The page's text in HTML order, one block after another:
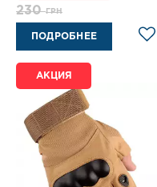
230ГРН
ПОДРОБНЕЕ
АКЦИЯ